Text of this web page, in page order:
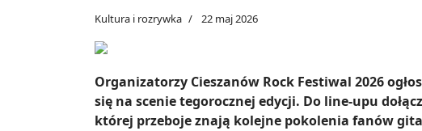
Kultura i rozrywka 22 maj 2026
Organizatorzy Cieszanów Rock Festiwal 2026
się na scenie tegorocznej edycji. Do line-upu
której przeboje znają kolejne pokolenia fanów